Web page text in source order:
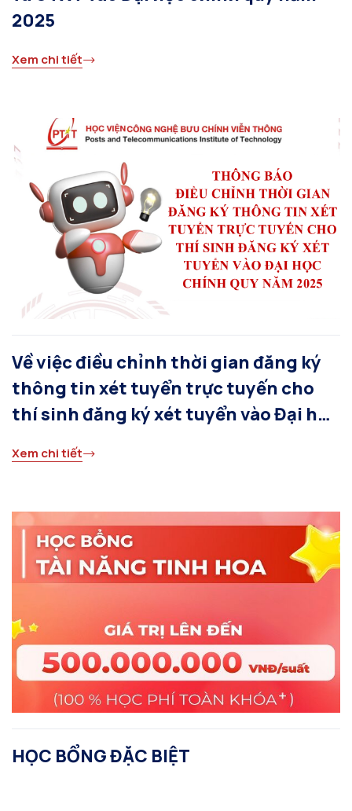
2025
Xem chi tiết
Về việc điều chỉnh thời gian đăng ký
thông tin xét tuyển trực tuyến cho
thí sinh đăng ký xét tuyển vào Đại học
chính quy năm 2025
Xem chi tiết
HỌC BỔNG ĐẶC BIỆT